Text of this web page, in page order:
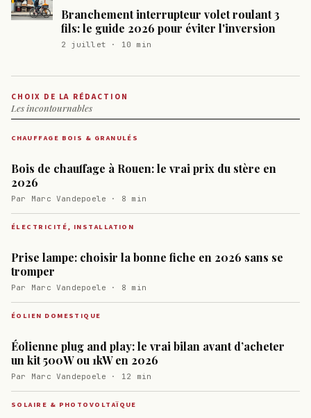
Branchement interrupteur volet roulant 3
fils: le guide 2026 pour éviter l'inversion
2 juillet · 10 min
CHOIX DE LA RÉDACTION
Les incontournables
CHAUFFAGE BOIS & GRANULÉS
Bois de chauffage à Rouen: le vrai prix du stère en
2026
Par Marc Vandepoele · 8 min
ÉLECTRICITÉ, INSTALLATION
Prise lampe: choisir la bonne fiche en 2026 sans se
tromper
Par Marc Vandepoele · 8 min
ÉOLIEN DOMESTIQUE
Éolienne plug and play: le vrai bilan avant d’acheter
un kit 500W ou 1kW en 2026
Par Marc Vandepoele · 12 min
SOLAIRE & PHOTOVOLTAÏQUE